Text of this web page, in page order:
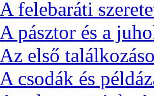
felebaráti
pásztor és a
első
csodák és